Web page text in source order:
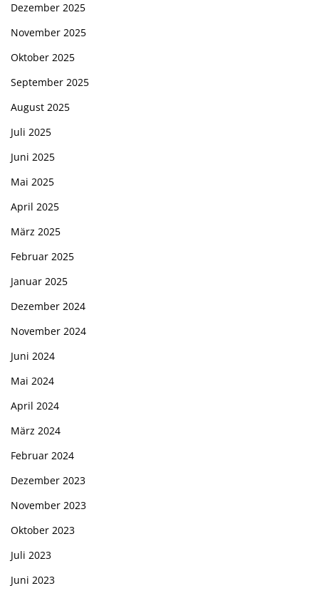
Dezember 2025
November 2025
Oktober 2025
September 2025
August 2025
Juli 2025
Juni 2025
Mai 2025
April 2025
März 2025
Februar 2025
Januar 2025
Dezember 2024
November 2024
Juni 2024
Mai 2024
April 2024
März 2024
Februar 2024
Dezember 2023
November 2023
Oktober 2023
Juli 2023
Juni 2023